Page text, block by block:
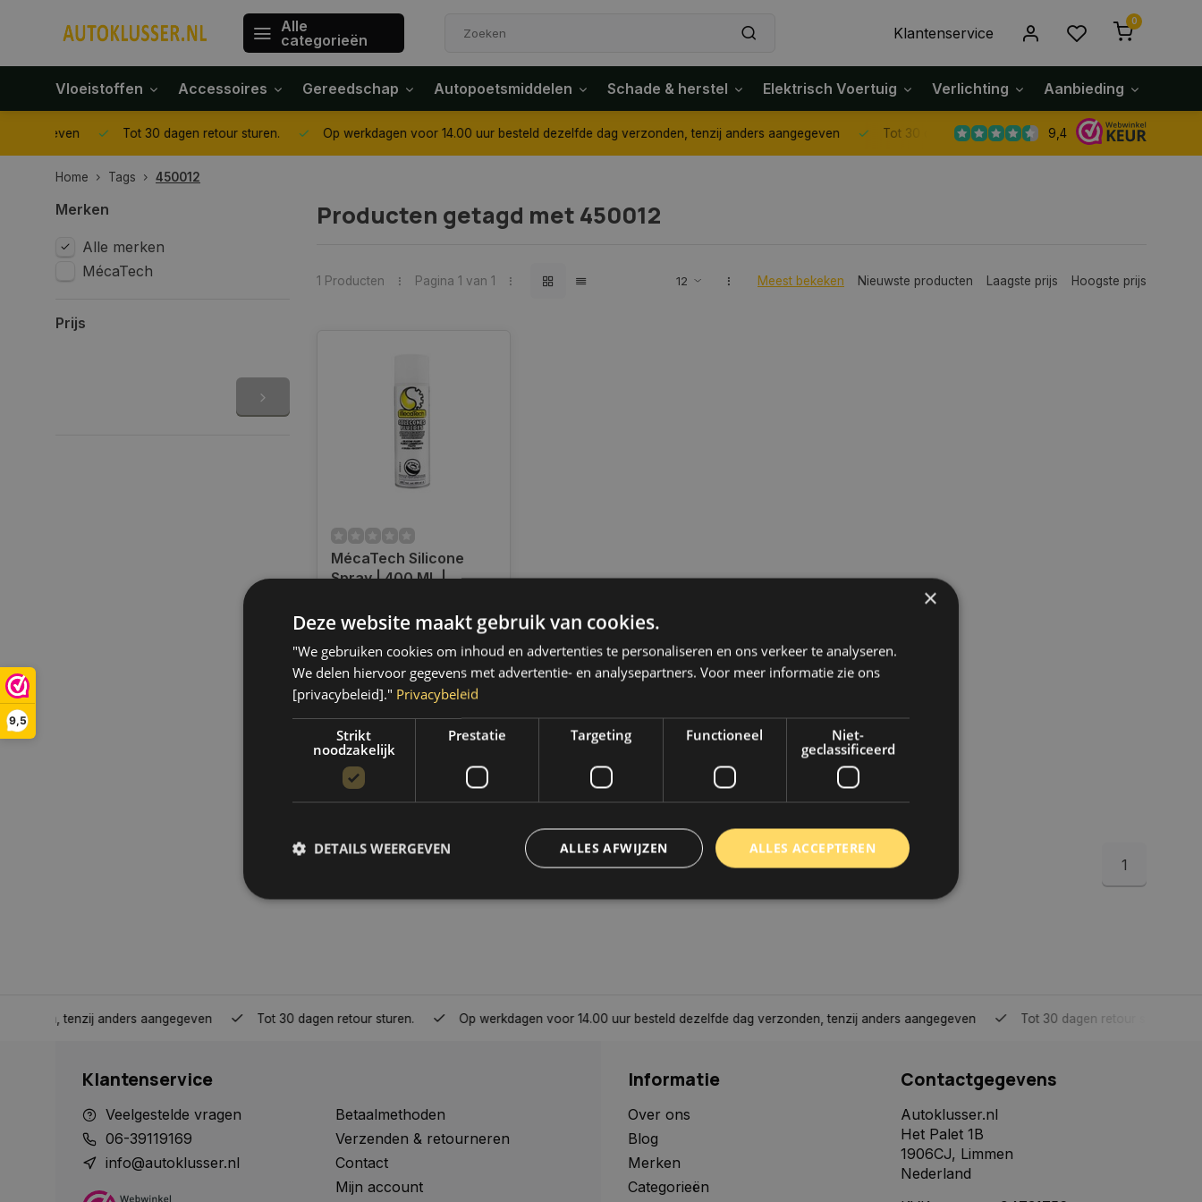
9,5
Alle
categorieën
Klantenservice
0
Vloeistoffen Accessoires Gereedschap Autopoetsmiddelen Schade & herstel Elektrisch Voertuig Verlichting Aanbieding
Tot 30 dagen retour sturen. Op werkdagen voor 14.00 uur besteld dezelfde dag verzonden, tenzij anders aangegeven Tot 30 dagen retour sturen. 9,4
Home Tags 450012
Merken
Alle merken
MécaTech
Prijs
Producten getagd met 450012
1 Producten Pagina 1 van 1 Meest bekeken Nieuwste producten Laagste prijs Hoogste prijs
MécaTech Silicone
Spray | 400 ML |
Indien voorradig,
verzending binnen 2 a 3
werkdagen. Boven de 50,-
gratis verzending. (NL &
BE)
€20,75
Vergelijk
1
tenzij anders aangegeven Tot 30 dagen retour sturen. Op werkdagen voor 14.00 uur besteld dezelfde dag verzonden, tenzij anders aangegeven Tot 30 dagen retour sturen.
Klantenservice
Veelgestelde vragen
06-39119169
info@autoklusser.nl
Betaalmethoden
Verzenden & retourneren
Contact
Mijn account
Informatie
Over ons
Blog
Merken
Categorieën
Contactgegevens
Autoklusser.nl
Het Palet 1B
1906CJ, Limmen
Nederland
×
Deze website maakt gebruik van cookies.
"We gebruiken cookies om inhoud en advertenties te personaliseren en ons verkeer te analyseren.
We delen hiervoor gegevens met advertentie- en analysepartners. Voor meer informatie zie ons
[privacybeleid]." Privacybeleid
Strikt
noodzakelijk
Prestatie Targeting Functioneel
Niet-
geclassificeerd
ALLES ACCEPTEREN
ALLES AFWIJZEN
DETAILS WEERGEVEN
Dit cookie wordt gebruikt om een identificatiecode
sessie ID wordt gebruikt om een veilige en
consistente gebruikerservaring te behouden, ervoor
te zorgen dat pagina wijzigingen of item selecties
worden onthouden van pagina naar pagina. Het slaat
geen persoonlijke gegevens op.
__cf_bm
Deze cookie wordt gebruikt om onderscheid te